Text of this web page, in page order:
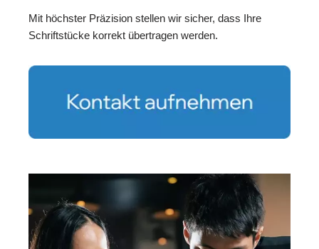
Mit höchster Präzision stellen wir sicher, dass Ihre
Schriftstücke korrekt übertragen werden.